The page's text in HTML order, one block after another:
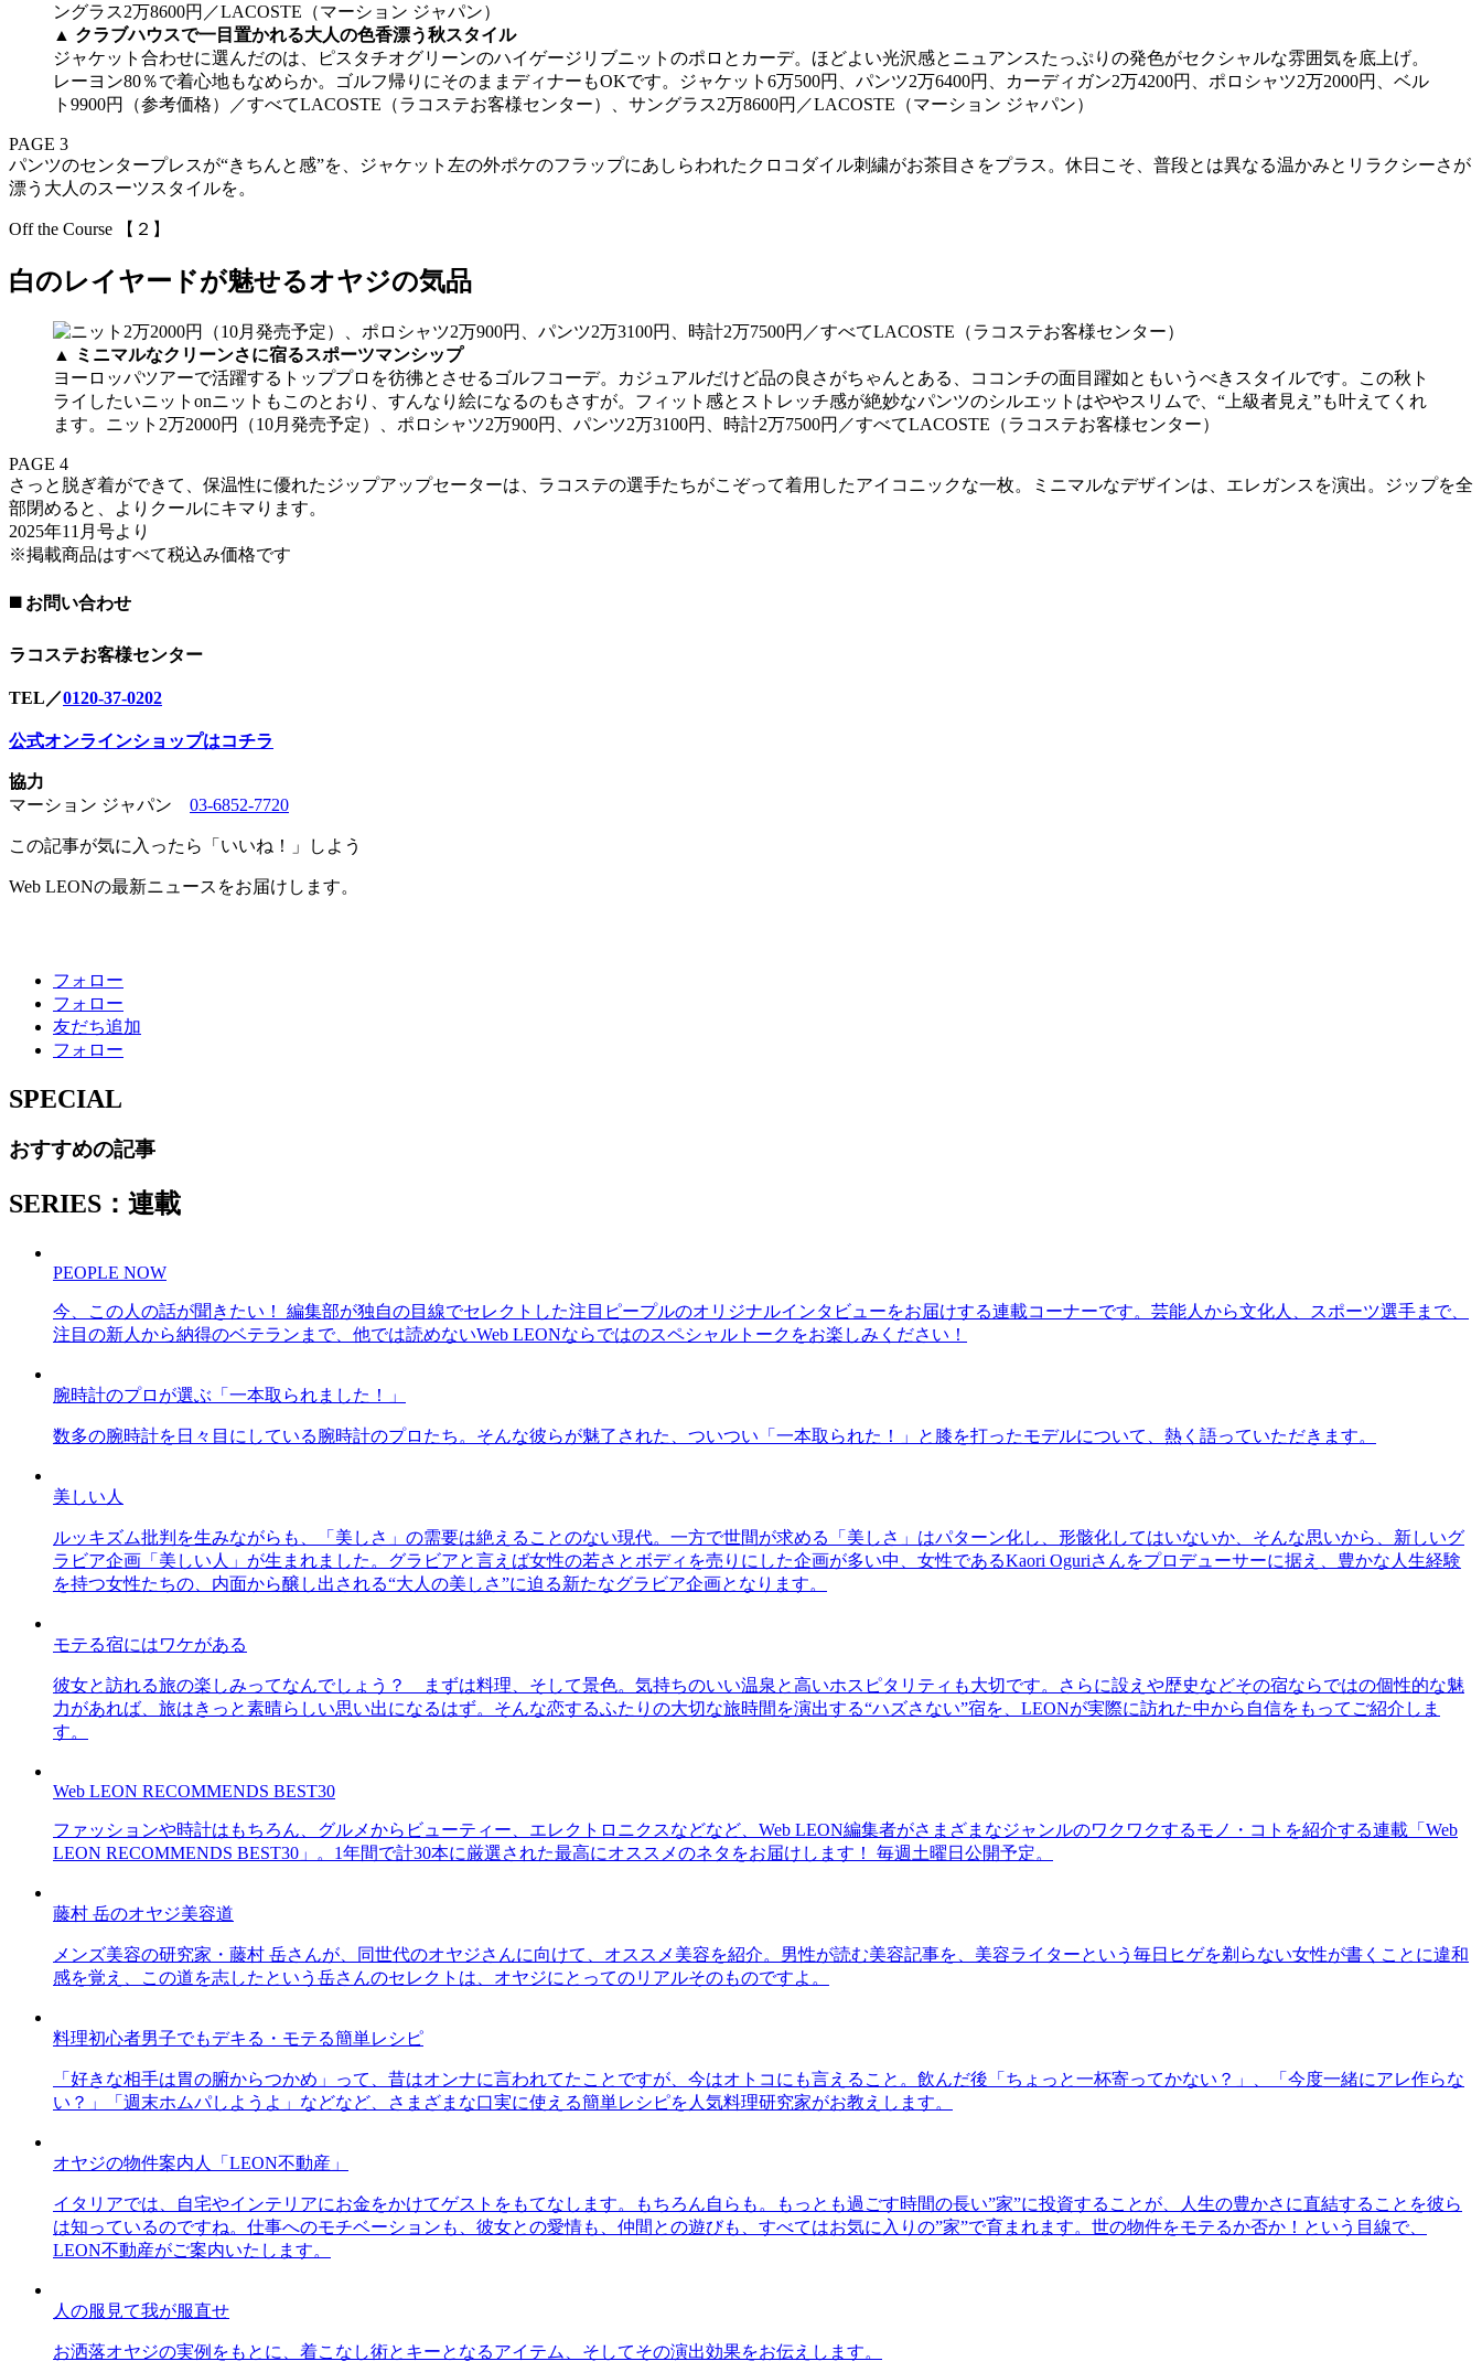
▲ クラブハウスで一目置かれる大人の色香漂う秋スタイル
ジャケット合わせに選んだのは、ピスタチオグリーンのハイゲージリブニットのポロとカーデ。ほどよい光沢感とニュアンスたっぷりの発色がセクシャルな雰囲気を底上げ。
レーヨン80％で着心地もなめらか。ゴルフ帰りにそのままディナーもOKです。ジャケット6万500円、パンツ2万6400円、カーディガン2万4200円、ポロシャツ2万2000円、ベル
ト9900円（参考価格）／すべてLACOSTE（ラコステお客様センター）、サングラス2万8600円／LACOSTE（マーション ジャパン）
PAGE 3
パンツのセンタープレスが“きちんと感”を、ジャケット左の外ポケのフラップにあしらわれたクロコダイル刺繍がお茶目さをプラス。休日こそ、普段とは異なる温かみとリラクシーさが
漂う大人のスーツスタイルを。
Off the Course 【２】
白のレイヤードが魅せるオヤジの気品
▲
ミニマルなクリーンさに宿るスポーツマンシップ
ヨーロッパツアーで活躍するトッププロを彷彿とさせるゴルフコーデ。カジュアルだけど品の良さがちゃんとある、ココンチの面目躍如ともいうべきスタイルです。この秋ト
ライしたいニットonニットもこのとおり、すんなり絵になるのもさすが。フィット感とストレッチ感が絶妙なパンツのシルエットはややスリムで、“上級者見え”も叶えてくれ
ます。ニット2万2000円（10月発売予定）、ポロシャツ2万900円、パンツ2万3100円、時計2万7500円／すべてLACOSTE（ラコステお客様センター）
PAGE 4
さっと脱ぎ着ができて、保温性に優れたジップアップセーターは、ラコステの選手たちがこぞって着用したアイコニックな一枚。ミニマルなデザインは、エレガンスを演出。ジップを全
部閉めると、よりクールにキマります。
2025年11月号より
※掲載商品はすべて税込み価格です
◼️ お問い合わせ
ラコステお客様センター
TEL／0120-37-0202
公式オンラインショップはコチラ
協力
マーション ジャパン 03-6852-7720
この記事が気に入ったら「いいね！」しよう
Web LEONの最新ニュースをお届けします。
フォロー
フォロー
友だち追加
フォロー
SPECIAL
おすすめの記事
SERIES：連載
PEOPLE NOW
今、この人の話が聞きたい！ 編集部が独自の目線でセレクトした注目ピープルのオリジナルインタビューをお届けする連載コーナーです。芸能人から文化人、スポーツ選手まで、
注目の新人から納得のベテランまで、他では読めないWeb LEONならではのスペシャルトークをお楽しみください！
腕時計のプロが選ぶ「一本取られました！」
数多の腕時計を日々目にしている腕時計のプロたち。そんな彼らが魅了された、ついつい「一本取られた！」と膝を打ったモデルについて、熱く語っていただきます。
美しい人
ルッキズム批判を生みながらも、「美しさ」の需要は絶えることのない現代。一方で世間が求める「美しさ」はパターン化し、形骸化してはいないか、そんな思いから、新しいグ
ラビア企画「美しい人」が生まれました。グラビアと言えば女性の若さとボディを売りにした企画が多い中、女性であるKaori Oguriさんをプロデューサーに据え、豊かな人生経験
を持つ女性たちの、内面から醸し出される“大人の美しさ”に迫る新たなグラビア企画となります。
モテる宿にはワケがある
彼女と訪れる旅の楽しみってなんでしょう？ まずは料理、そして景色。気持ちのいい温泉と高いホスピタリティも大切です。さらに設えや歴史などその宿ならではの個性的な魅
力があれば、旅はきっと素晴らしい思い出になるはず。そんな恋するふたりの大切な旅時間を演出する“ハズさない”宿を、LEONが実際に訪れた中から自信をもってご紹介しま
す。
Web LEON RECOMMENDS BEST30
ファッションや時計はもちろん、グルメからビューティー、エレクトロニクスなどなど、Web LEON編集者がさまざまなジャンルのワクワクするモノ・コトを紹介する連載「Web
LEON RECOMMENDS BEST30」。1年間で計30本に厳選された最高にオススメのネタをお届けします！ 毎週土曜日公開予定。
藤村 岳のオヤジ美容道
メンズ美容の研究家・藤村 岳さんが、同世代のオヤジさんに向けて、オススメ美容を紹介。男性が読む美容記事を、美容ライターという毎日ヒゲを剃らない女性が書くことに違和
感を覚え、この道を志したという岳さんのセレクトは、オヤジにとってのリアルそのものですよ。
料理初心者男子でもデキる・モテる簡単レシピ
「好きな相手は胃の腑からつかめ」って、昔はオンナに言われてたことですが、今はオトコにも言えること。飲んだ後「ちょっと一杯寄ってかない？」、「今度一緒にアレ作らな
い？」「週末ホムパしようよ」などなど、さまざまな口実に使える簡単レシピを人気料理研究家がお教えします。
オヤジの物件案内人「LEON不動産」
イタリアでは、自宅やインテリアにお金をかけてゲストをもてなします。もちろん自らも。もっとも過ごす時間の長い”家”に投資することが、人生の豊かさに直結することを彼ら
は知っているのですね。仕事へのモチベーションも、彼女との愛情も、仲間との遊びも、すべてはお気に入りの”家”で育まれます。世の物件をモテるか否か！という目線で、
LEON不動産がご案内いたします。
人の服見て我が服直せ
お洒落オヤジの実例をもとに、着こなし術とキーとなるアイテム、そしてその演出効果をお伝えします。